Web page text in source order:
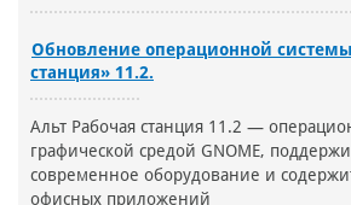
Обновление операционной системы
станция» 11.2.
Альт Рабочая станция 11.2 —
графической средой GNOME,
современное оборудование и
офисных приложений